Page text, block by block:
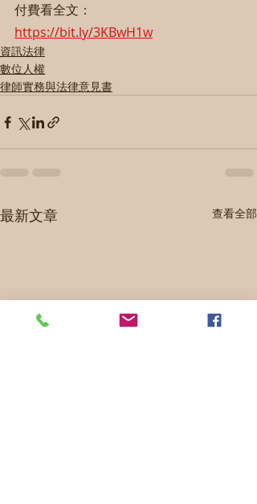
付費看全文：
https://bit.ly/3KBwH1w
資訊法律
數位人權
律師實務與法律意見書
最新文章 查看全部